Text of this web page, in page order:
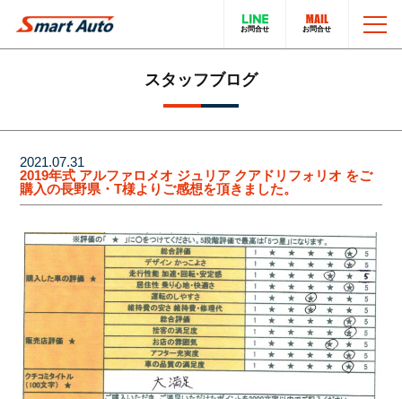
スタッフブログ
2021.07.31
2019年式 アルファロメオ ジュリア クアドリフォリオ をご
購入の長野県・T様よりご感想を頂きました。
スマートオートのこと
輸入車販売サービス
トータルカーサービス
在庫車一覧
採用情報
お問い合わせ
在庫車について
買取・下取りについて
LINEでのお問い合わせ
電話でのお問い合わせ